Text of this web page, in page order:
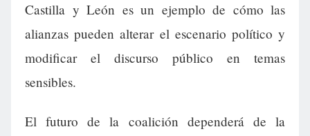
Castilla y León es un ejemplo de cómo las
alianzas pueden alterar el escenario político y
modificar el discurso público en temas
sensibles.
El futuro de la coalición dependerá de la